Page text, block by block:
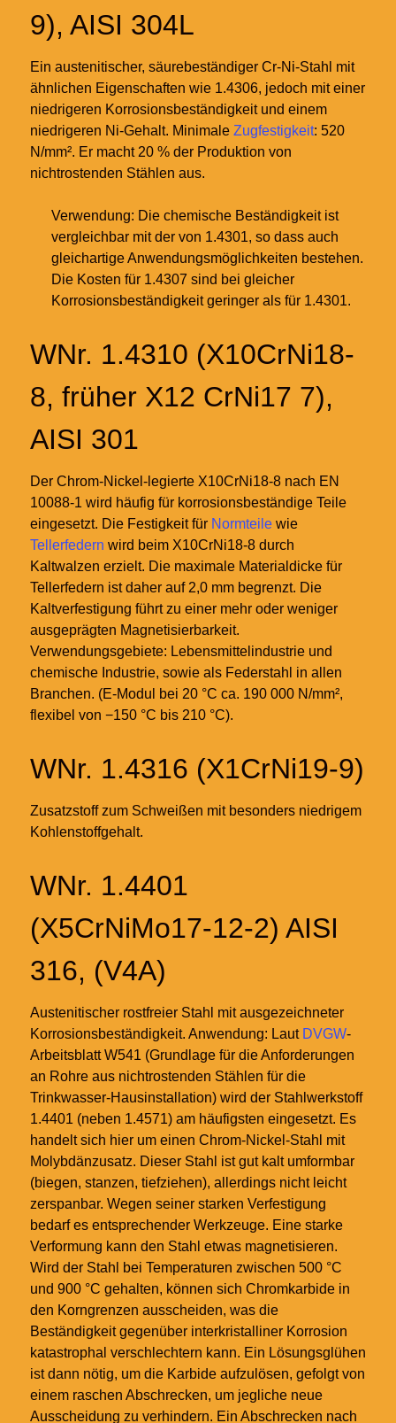
9), AISI 304L
Ein austenitischer, säurebeständiger Cr-Ni-Stahl mit
ähnlichen Eigenschaften wie 1.4306, jedoch mit einer
niedrigeren Korrosionsbeständigkeit und einem
niedrigeren Ni-Gehalt. Minimale Zugfestigkeit: 520
N/mm². Er macht 20 % der Produktion von
nichtrostenden Stählen aus.
Verwendung: Die chemische Beständigkeit ist
vergleichbar mit der von 1.4301, so dass auch
gleichartige Anwendungsmöglichkeiten bestehen.
Die Kosten für 1.4307 sind bei gleicher
Korrosionsbeständigkeit geringer als für 1.4301.
WNr. 1.4310 (X10CrNi18-
8, früher X12 CrNi17 7),
AISI 301
Der Chrom-Nickel-legierte X10CrNi18-8 nach EN
10088-1 wird häufig für korrosionsbeständige Teile
eingesetzt. Die Festigkeit für Normteile wie
Tellerfedern wird beim X10CrNi18-8 durch
Kaltwalzen erzielt. Die maximale Materialdicke für
Tellerfedern ist daher auf 2,0 mm begrenzt. Die
Kaltverfestigung führt zu einer mehr oder weniger
ausgeprägten Magnetisierbarkeit.
Verwendungsgebiete: Lebensmittelindustrie und
chemische Industrie, sowie als Federstahl in allen
Branchen. (E-Modul bei 20 °C ca. 190 000 N/mm²,
flexibel von −150 °C bis 210 °C).
WNr. 1.4316 (X1CrNi19-9)
Zusatzstoff zum Schweißen mit besonders niedrigem
Kohlenstoffgehalt.
WNr. 1.4401
(X5CrNiMo17-12-2) AISI
316, (V4A)
Austenitischer rostfreier Stahl mit ausgezeichneter
Korrosionsbeständigkeit. Anwendung: Laut DVGW-
Arbeitsblatt W541 (Grundlage für die Anforderungen
an Rohre aus nichtrostenden Stählen für die
Trinkwasser-Hausinstallation) wird der Stahlwerkstoff
1.4401 (neben 1.4571) am häufigsten eingesetzt. Es
handelt sich hier um einen Chrom-Nickel-Stahl mit
Molybdänzusatz. Dieser Stahl ist gut kalt umformbar
(biegen, stanzen, tiefziehen), allerdings nicht leicht
zerspanbar. Wegen seiner starken Verfestigung
bedarf es entsprechender Werkzeuge. Eine starke
Verformung kann den Stahl etwas magnetisieren.
Wird der Stahl bei Temperaturen zwischen 500 °C
und 900 °C gehalten, können sich Chromkarbide in
den Korngrenzen ausscheiden, was die
Beständigkeit gegenüber interkristalliner Korrosion
katastrophal verschlechtern kann. Ein Lösungsglühen
ist dann nötig, um die Karbide aufzulösen, gefolgt von
einem raschen Abschrecken, um jegliche neue
Ausscheidung zu verhindern. Ein Abschrecken nach